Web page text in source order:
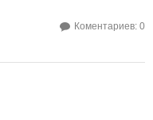
Коментариев: 0